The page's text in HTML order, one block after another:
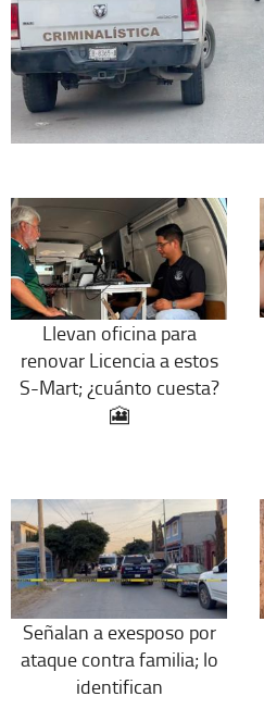
Llevan oficina para
renovar Licencia a estos
S-Mart; ¿cuánto cuesta?
🎦
Señalan a exesposo por
ataque contra familia; lo
identifican